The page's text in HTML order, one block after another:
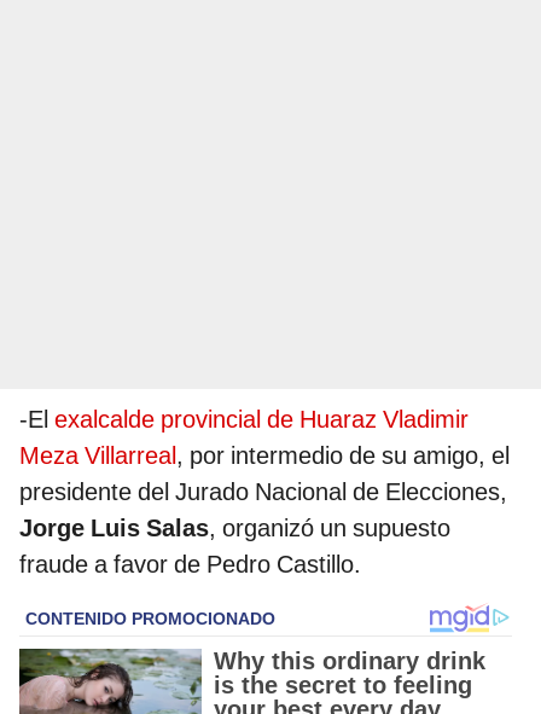
-El exalcalde provincial de Huaraz Vladimir
Meza Villarreal, por intermedio de su amigo, el
presidente del Jurado Nacional de Elecciones,
Jorge Luis Salas, organizó un supuesto
fraude a favor de Pedro Castillo.